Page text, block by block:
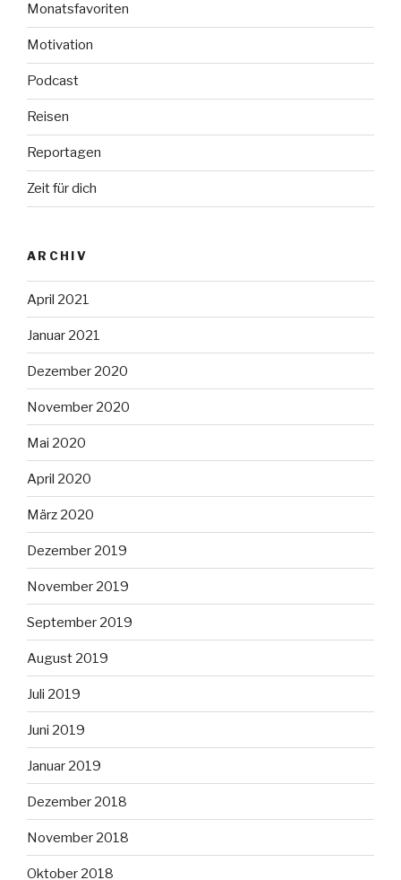
Monatsfavoriten
Motivation
Podcast
Reisen
Reportagen
Zeit für dich
ARCHIV
April 2021
Januar 2021
Dezember 2020
November 2020
Mai 2020
April 2020
März 2020
Dezember 2019
November 2019
September 2019
August 2019
Juli 2019
Juni 2019
Januar 2019
Dezember 2018
November 2018
Oktober 2018